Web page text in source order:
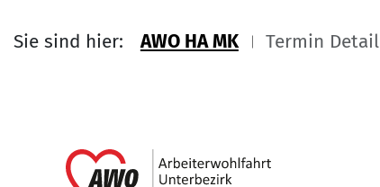
Sie sind hier: AWO HA MK Termin Detail